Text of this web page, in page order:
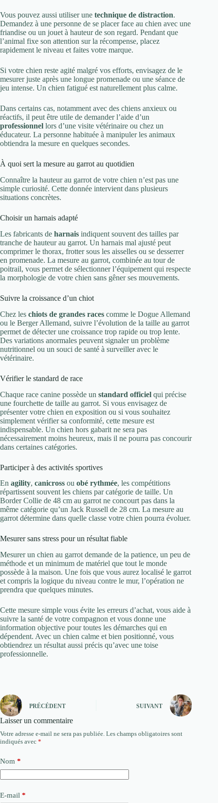
Vous pouvez aussi utiliser une technique de distraction.
Demandez à une personne de se placer face au chien avec une
friandise ou un jouet à hauteur de son regard. Pendant que
l’animal fixe son attention sur la récompense, placez
rapidement le niveau et faites votre marque.
Si votre chien reste agité malgré vos efforts, envisagez de le
mesurer juste après une longue promenade ou une séance de
jeu intense. Un chien fatigué est naturellement plus calme.
Dans certains cas, notamment avec des chiens anxieux ou
réactifs, il peut être utile de demander l’aide d’un
professionnel lors d’une visite vétérinaire ou chez un
éducateur. La personne habituée à manipuler les animaux
obtiendra la mesure en quelques secondes.
À quoi sert la mesure au garrot au quotidien
Connaître la hauteur au garrot de votre chien n’est pas une
simple curiosité. Cette donnée intervient dans plusieurs
situations concrètes.
Choisir un harnais adapté
Les fabricants de harnais indiquent souvent des tailles par
tranche de hauteur au garrot. Un harnais mal ajusté peut
comprimer le thorax, frotter sous les aisselles ou se desserrer
en promenade. La mesure au garrot, combinée au tour de
poitrail, vous permet de sélectionner l’équipement qui respecte
la morphologie de votre chien sans gêner ses mouvements.
Suivre la croissance d’un chiot
Chez les chiots de grandes races comme le Dogue Allemand
ou le Berger Allemand, suivre l’évolution de la taille au garrot
permet de détecter une croissance trop rapide ou trop lente.
Des variations anormales peuvent signaler un problème
nutritionnel ou un souci de santé à surveiller avec le
vétérinaire.
Vérifier le standard de race
Chaque race canine possède un standard officiel qui précise
une fourchette de taille au garrot. Si vous envisagez de
présenter votre chien en exposition ou si vous souhaitez
simplement vérifier sa conformité, cette mesure est
indispensable. Un chien hors gabarit ne sera pas
nécessairement moins heureux, mais il ne pourra pas concourir
dans certaines catégories.
Participer à des activités sportives
En agility, canicross ou obé rythmée, les compétitions
répartissent souvent les chiens par catégorie de taille. Un
Border Collie de 48 cm au garrot ne concourt pas dans la
même catégorie qu’un Jack Russell de 28 cm. La mesure au
garrot détermine dans quelle classe votre chien pourra évoluer.
Mesurer sans stress pour un résultat fiable
Mesurer un chien au garrot demande de la patience, un peu de
méthode et un minimum de matériel que tout le monde
possède à la maison. Une fois que vous aurez localisé le garrot
et compris la logique du niveau contre le mur, l’opération ne
prendra que quelques minutes.
Cette mesure simple vous évite les erreurs d’achat, vous aide à
suivre la santé de votre compagnon et vous donne une
information objective pour toutes les démarches qui en
dépendent. Avec un chien calme et bien positionné, vous
obtiendrez un résultat aussi précis qu’avec une toise
professionnelle.
PRÉCÉDENT SUIVANT
Laisser un commentaire
Votre adresse e-mail ne sera pas publiée. Les champs obligatoires sont
indiqués avec *
Nom *
E-mail *